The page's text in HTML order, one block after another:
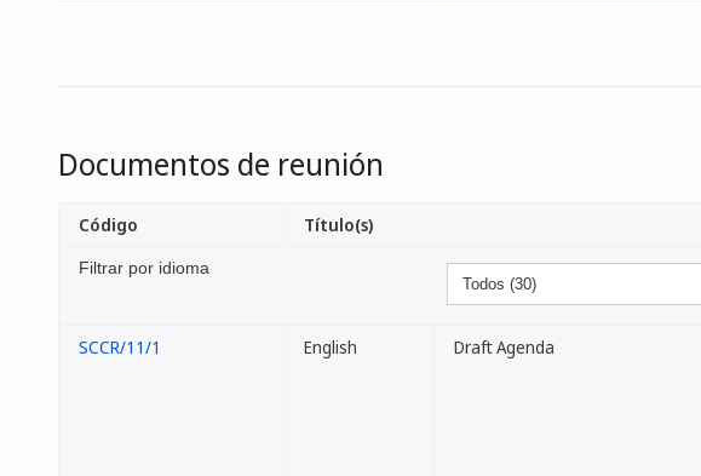
Documentos de reunión
Filtrar por idioma
Código Título(s)
SCCR/11/1 English Draft Agenda